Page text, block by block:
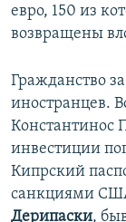
евро, 150 из
возвращены
Гражданство
иностранцев.
Константинос
инвестиции
Кипрский
санкциями
Дерипаски,